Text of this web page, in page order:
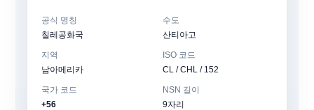
공식 명칭
칠레공화국
수도
산티아고
지역
남아메리카
ISO 코드
CL / CHL / 152
국가 코드
+56
NSN 길이
9자리